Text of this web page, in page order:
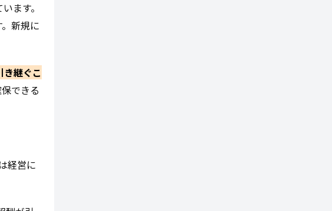
ます。
新規に
継ぐこ
できる
経営に